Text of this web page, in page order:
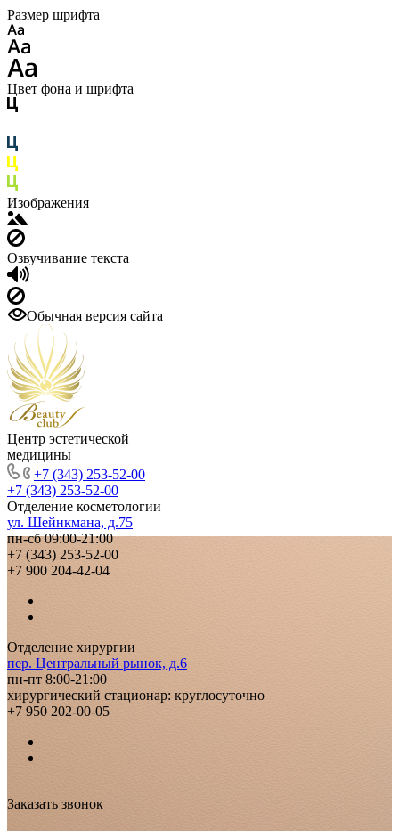
Размер шрифта
Цвет фона и шрифта
Изображения
Озвучивание текста
Обычная версия сайта
Центр эстетической
медицины
+7 (343) 253-52-00
+7 (343) 253-52-00
Отделение косметологии
ул. Шейнкмана, д.75
пн-сб 09:00-21:00
+7 (343) 253-52-00
+7 900 204-42-04
Отделение хирургии
пер. Центральный рынок, д.6
пн-пт 8:00-21:00
хирургический стационар: круглосуточно
+7 950 202-00-05
Заказать звонок